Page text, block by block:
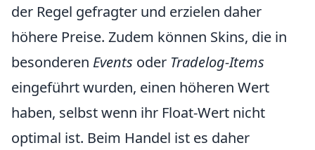
der Regel gefragter und erzielen daher
höhere Preise. Zudem können Skins, die in
besonderen Events oder Tradelog-Items
eingeführt wurden, einen höheren Wert
haben, selbst wenn ihr Float-Wert nicht
optimal ist. Beim Handel ist es daher